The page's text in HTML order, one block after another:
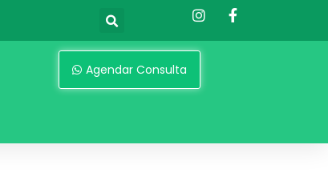
Agendar Consulta